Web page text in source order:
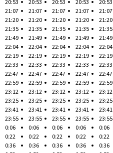
20:53
21:07
21:20
21:35
21:49
22:04
22:19
22:33
22:47
22:59
23:12
23:25
23:41
23:55
0:06
0:22
0:36
20:53
21:07
21:20
21:35
21:49
22:04
22:19
22:33
22:47
22:59
23:12
23:25
23:41
23:55
0:06
0:22
0:36
20:53
21:07
21:20
21:35
21:49
22:04
22:19
22:33
22:47
22:59
23:12
23:25
23:41
23:55
0:06
0:22
0:36
20:53
21:07
21:20
21:35
21:49
22:04
22:19
22:33
22:47
22:59
23:12
23:25
23:41
23:55
0:06
0:22
0:36
20:53
21:07
21:20
21:35
21:49
22:04
22:19
22:33
22:47
22:59
23:12
23:25
23:41
23:55
0:06
0:22
0:36